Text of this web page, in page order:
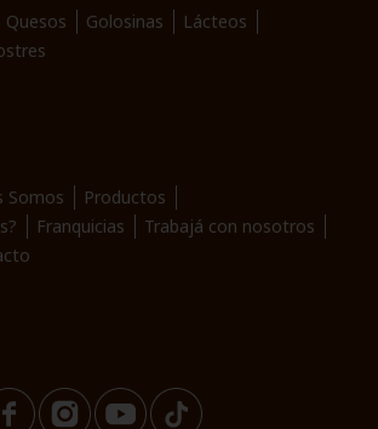
Quesos Golosinas
Lácteos
Somos
Productos
Franquicias
Trabajá con nosotros